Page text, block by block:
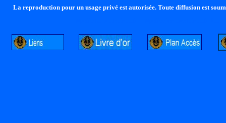
La reproduction pour un usage privé est autorisée. Toute diffusion est